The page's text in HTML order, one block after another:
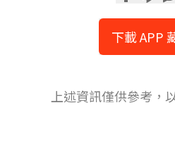
下載 APP
上述資訊僅供參考，